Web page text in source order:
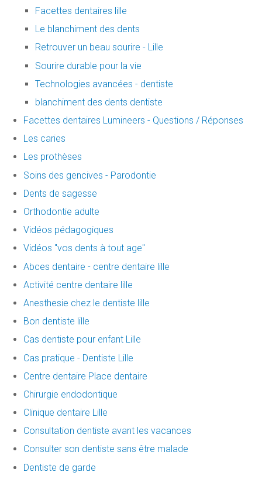
Facettes dentaires lille
Le blanchiment des dents
Retrouver un beau sourire - Lille
Sourire durable pour la vie
Technologies avancées - dentiste
blanchiment des dents dentiste
Facettes dentaires Lumineers - Questions / Réponses
Les caries
Les prothèses
Soins des gencives - Parodontie
Dents de sagesse
Orthodontie adulte
Vidéos pédagogiques
Vidéos "vos dents à tout age"
Abces dentaire - centre dentaire lille
Activité centre dentaire lille
Anesthesie chez le dentiste lille
Bon dentiste lille
Cas dentiste pour enfant Lille
Cas pratique - Dentiste Lille
Centre dentaire Place dentaire
Chirurgie endodontique
Clinique dentaire Lille
Consultation dentiste avant les vacances
Consulter son dentiste sans être malade
Dentiste de garde